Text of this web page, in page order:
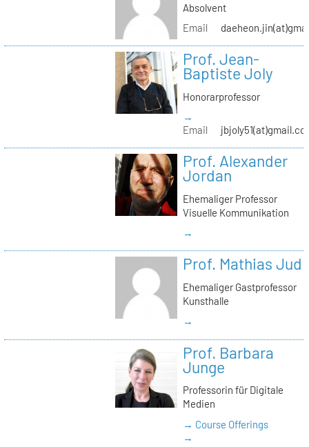
Absolvent
Email
Prof. Jean-
Baptiste Joly
Honorarprofessor
→
Email
Prof. Alexander
Jordan
Ehemaliger Professor
Visuelle Kommunikation
→
Prof. Mathias Jud
Ehemaliger Gastprofessor
Kunsthalle
→
Prof. Barbara
Junge
Professorin für Digitale
Medien
→ Course Offerings
→